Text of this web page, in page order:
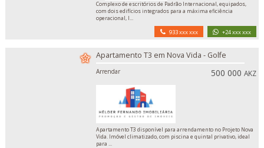
Complexo de escritórios de Padrão Internacional, equipados,
com dois edifícios integrados para a máxima eficiência
operacional, l...
933 xxx xxx +24 xxx xxx
Apartamento T3 em Nova Vida - Golfe
Arrendar 500 000AKZ
Apartamento T3 disponível para arrendamento no Projeto Nova
Vida. Imóvel climatizado, com piscina e quintal privativo, ideal
para ...